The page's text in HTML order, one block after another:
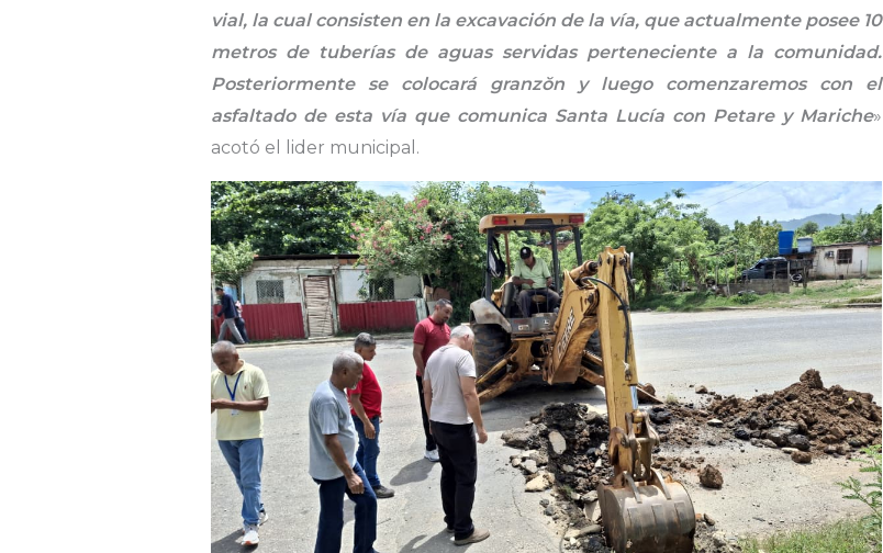
vial, la cual consisten en la excavación de la vía, que actualmente posee 10
metros de tuberías de aguas servidas perteneciente a la comunidad.
Posteriormente se colocará granzŏn y luego comenzaremos con el
asfaltado de esta vía que comunica Santa Lucía con Petare y Mariche»
acotó el lider municipal.